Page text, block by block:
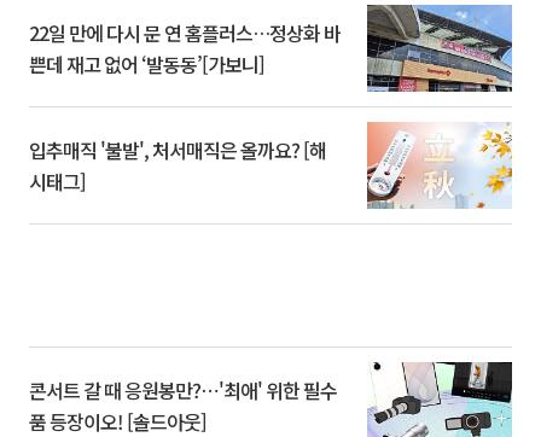
22일 만에 다시 문 연 홈플러스…정상화 바
쁜데 재고 없어 ‘발동동’[가보니]
입추매직 '불발', 처서매직은 올까요? [해
시태그]
콘서트 갈 때 응원봉만?⋯'최애' 위한 필수
품 등장이오! [솔드아웃]